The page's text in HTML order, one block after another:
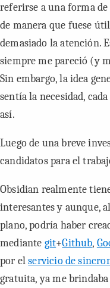
referirse a una forma
de manera que fuese
demasiado la atención.
siempre me pareció (y
Sin embargo, la idea
sentía la necesidad,
así.
Luego de una breve
candidatos para el
Obsidian realmente
interesantes y aunque,
plano, podría haber
mediante git+Github,
por elservicio de
gratuita, ya me